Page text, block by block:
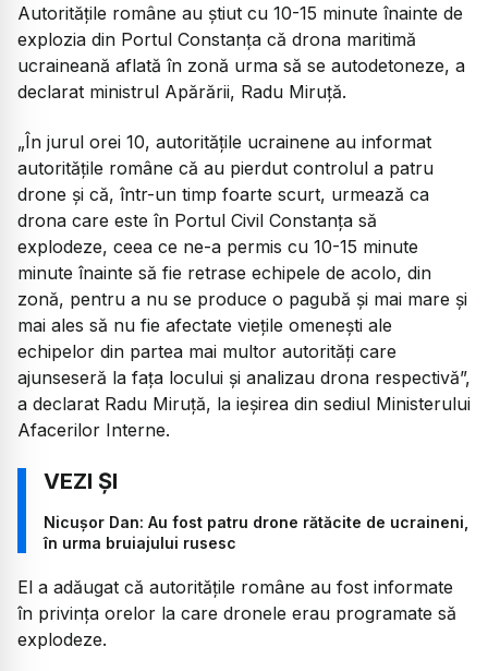
Autoritățile române au știut cu 10-15 minute înainte de
explozia din Portul Constanța că drona maritimă
ucraineană aflată în zonă urma să se autodetoneze, a
declarat ministrul Apărării, Radu Miruță.
„În jurul orei 10, autoritățile ucrainene au informat
autoritățile române că au pierdut controlul a patru
drone și că, într-un timp foarte scurt, urmează ca
drona care este în Portul Civil Constanța să
explodeze, ceea ce ne-a permis cu 10-15 minute
minute înainte să fie retrase echipele de acolo, din
zonă, pentru a nu se produce o pagubă și mai mare și
mai ales să nu fie afectate viețile omenești ale
echipelor din partea mai multor autorități care
ajunseseră la fața locului și analizau drona respectivă”,
a declarat Radu Miruță, la ieșirea din sediul Ministerului
Afacerilor Interne.
Nicușor Dan: Au fost patru drone rătăcite de ucraineni,
în urma bruiajului rusesc
El a adăugat că autoritățile române au fost informate
în privința orelor la care dronele erau programate să
explodeze.